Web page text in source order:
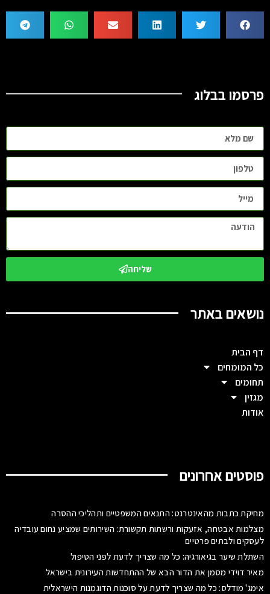
פרסמו בבלוג
שליחה
נושאים באתר
דף הבית
כל המומחים
תחומים
מגזין
אודות
פוסטים אחרונים
מחיקת כתבות מהאינטרנט: התנאים המשפטיים ותהליכי ההסרה
מצלמות אבטחה, אזעקות ורשתות תקשורת: השירותים שמציע נחום עובדיה
לעסקים ולבתים פרטיים
השתלת שיער בגיאורגיה: כל מה שצריך לדעת לפני הטיפול
מאיר דוידי מסמן את הדור הבא של ההתחדשות העירונית בישראל
אימג' מודלס: כל מה שצריך לדעת על סוכנות הדוגמנות הישראלית